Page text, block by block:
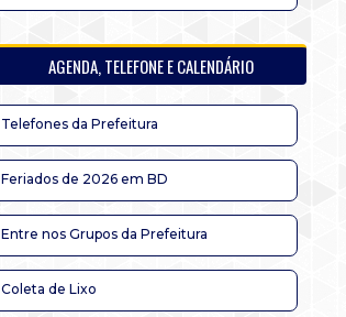
AGENDA, TELEFONE E CALENDÁRIO
Telefones da Prefeitura
Feriados de 2026 em BD
Entre nos Grupos da Prefeitura
Coleta de Lixo